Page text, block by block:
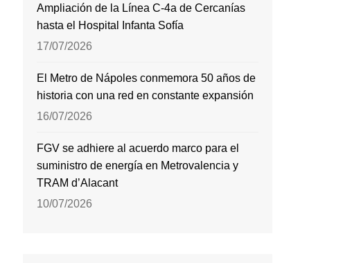
Ampliación de la Línea C-4a de Cercanías
hasta el Hospital Infanta Sofía
17/07/2026
El Metro de Nápoles conmemora 50 años de
historia con una red en constante expansión
16/07/2026
FGV se adhiere al acuerdo marco para el
suministro de energía en Metrovalencia y
TRAM d’Alacant
10/07/2026